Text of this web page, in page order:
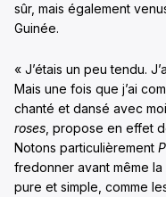
sûr, mais également
Guinée.
« J’étais un peu tendu.
Mais une fois que j’ai
chanté et dansé avec
roses , propose en effet
Notons particulièrement
fredonner avant même
pure et simple, comme